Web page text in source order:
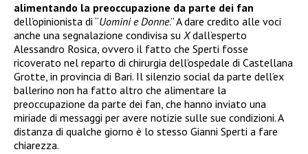
alimentando la preoccupazione da parte dei fan
dell’opinionista di “Uomini e Donne.” A dare credito alle voci
anche una segnalazione condivisa su Xdall’esperto
Alessandro Rosica, ovvero il fatto che Sperti fosse
ricoverato nel reparto di chirurgia dell’ospedale di Castellana
Grotte, in provincia di Bari. Il silenzio social da parte dell’ex
ballerino non ha fatto altro che alimentare la
preoccupazione da parte dei fan, che hanno inviato una
miriade di messaggi per avere notizie sulle sue condizioni. A
distanza di qualche giorno è lo stesso Gianni Sperti a fare
chiarezza.